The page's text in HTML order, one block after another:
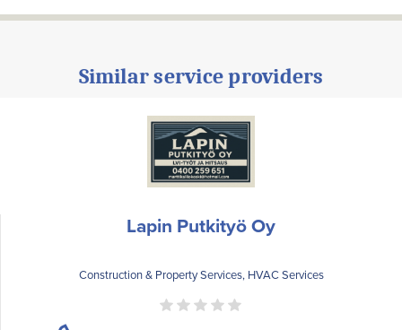
Similar service providers
Lapin Putkityö Oy
Construction & Property Services, HVAC Services